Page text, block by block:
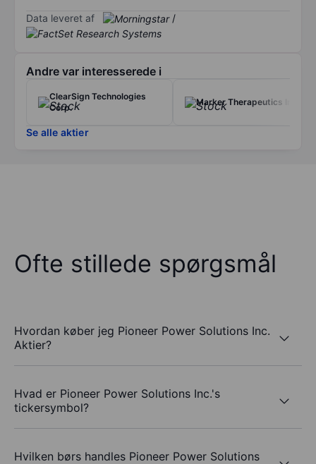
Data leveret af /
Andre var interesserede i
ClearSign Technologies
Corp.
Marker Therapeutics Inc.
Se alle aktier
Ofte stillede spørgsmål
Hvordan køber jeg Pioneer Power Solutions Inc.
Aktier?
Hvad er Pioneer Power Solutions Inc.'s
tickersymbol?
Hvilken børs handles Pioneer Power Solutions